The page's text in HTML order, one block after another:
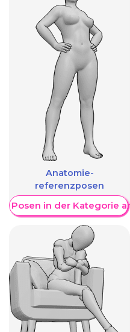
Anatomie-
referenzposen
Posen in der Kategorie